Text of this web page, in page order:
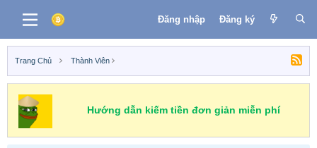
Đăng nhập Đăng ký
Trang Chủ Thành Viên
Hướng dẫn kiếm tiền đơn giản miễn phí